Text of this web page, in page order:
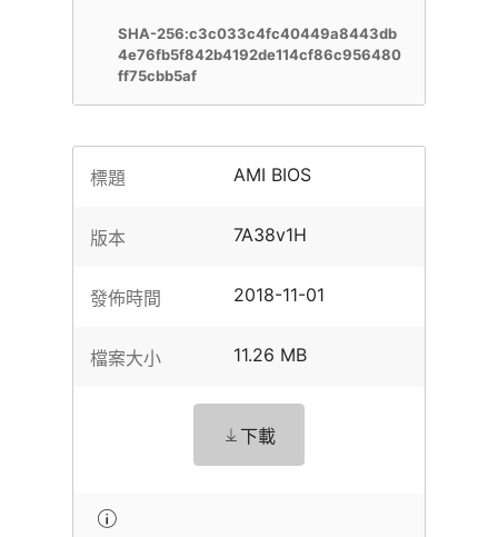
SHA-256:c3c033c4fc40449a8443db
4e76fb5f842b4192de114cf86c956480
ff75cbb5af
標題 AMI BIOS
版本 7A38v1H
發佈時間 2018-11-01
檔案大小 11.26 MB
下載